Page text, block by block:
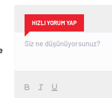
HIZLI YORUM YAP